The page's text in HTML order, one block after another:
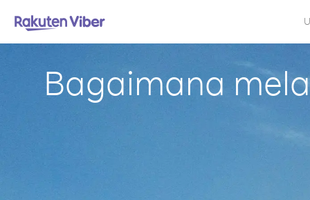
Bagaimana